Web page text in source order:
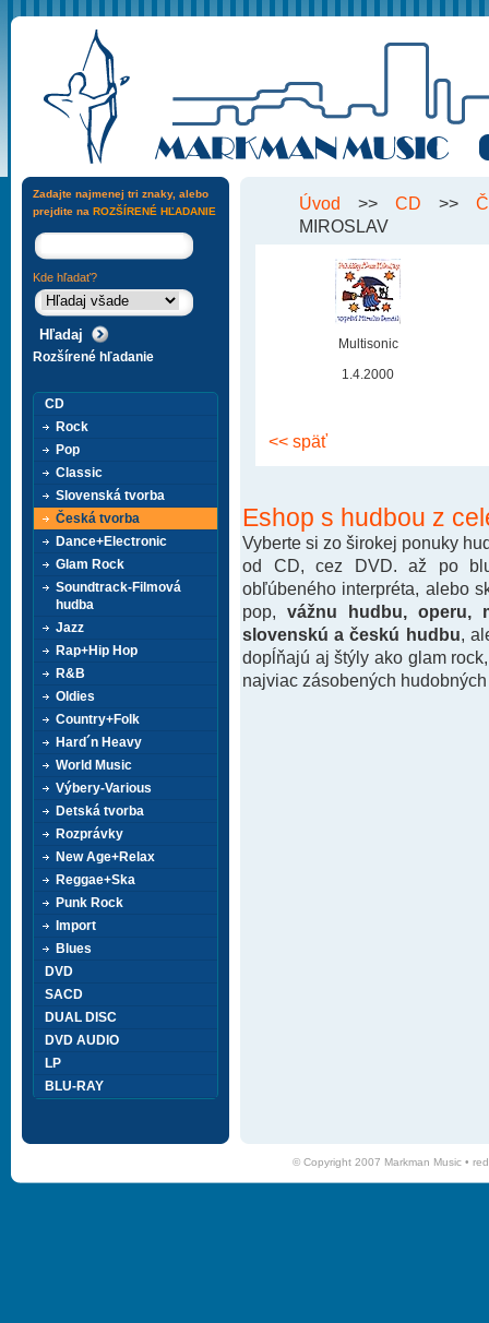
Úvod >> CD >>
MIROSLAV
Multisonic
1.4.2000
<< späť
Eshop s hudbou z
Vyberte si zo širokej ponuky
od CD, cez DVD. až po
obľúbeného interpréta, alebo
pop, vážnu hudbu, operu,
slovenskú a českú hudbu ,
dopĺňajú aj štýly ako glam
najviac zásobených
Zadajte najmenej tri znaky, alebo
prejdite na ROZŠÍRENÉ HĽADANIE
Kde hľadať?
Rozšírené hľadanie
CD
Rock
Pop
Classic
Slovenská tvorba
Česká tvorba
Dance+Electronic
Glam Rock
Soundtrack-Filmová
hudba
Jazz
Rap+Hip Hop
R&B
Oldies
Country+Folk
Hard´n Heavy
World Music
Výbery-Various
Detská tvorba
Rozprávky
New Age+Relax
Reggae+Ska
Punk Rock
Import
Blues
DVD
SACD
DUAL DISC
DVD AUDIO
LP
BLU-RAY
© Copyright 2007 Markman Music •